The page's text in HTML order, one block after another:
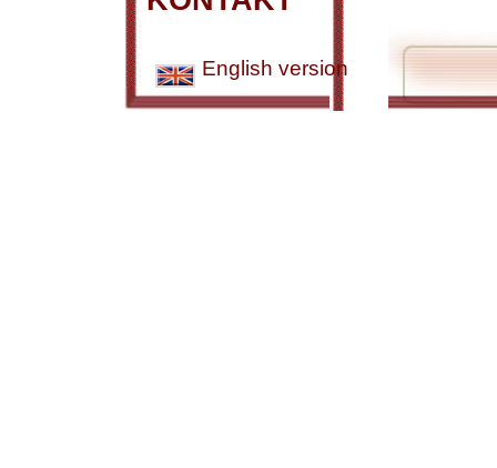
English version